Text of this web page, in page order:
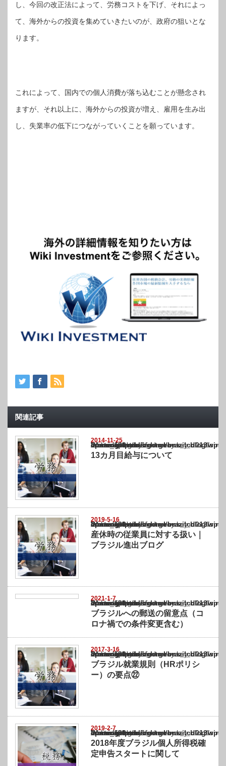
し、今回の改正法によって、労務コストを下げ、それによっ
て、海外からの投資を集めていきたいのが、政府の狙いとな
ります。
これによって、国内での個人消費が落ち込むことが懸念され
ますが、それ以上に、海外からの投資が増え、雇用を生み出
し、失業率の低下につながっていくことを願っています。
関連記事
2014-11-25
Warning
: Undefined array key "show_category" in
/home/netst/kuno-cpa.co.jp/public_html/brazil_blog/wp-content/themes/
on line183
13カ月目給与について
2019-5-16
Warning
: Undefined array key "show_category" in
/home/netst/kuno-cpa.co.jp/public_html/brazil_blog/wp-content/themes/
on line183
産休時の従業員に対する扱い｜
ブラジル進出ブログ
2021-1-7
Warning
: Undefined array key "show_category" in
/home/netst/kuno-cpa.co.jp/public_html/brazil_blog/wp-content/themes/
on line183
ブラジルへの郵送の留意点（コ
ロナ禍での条件変更含む）
2017-3-16
Warning
: Undefined array key "show_category" in
/home/netst/kuno-cpa.co.jp/public_html/brazil_blog/wp-content/themes/
on line183
ブラジル就業規則（HRポリシ
ー）の要点㉒
2019-2-7
Warning
: Undefined array key "show_category" in
/home/netst/kuno-cpa.co.jp/public_html/brazil_blog/wp-content/themes/
on line183
2018年度ブラジル個人所得税確
定申告スタートに関して